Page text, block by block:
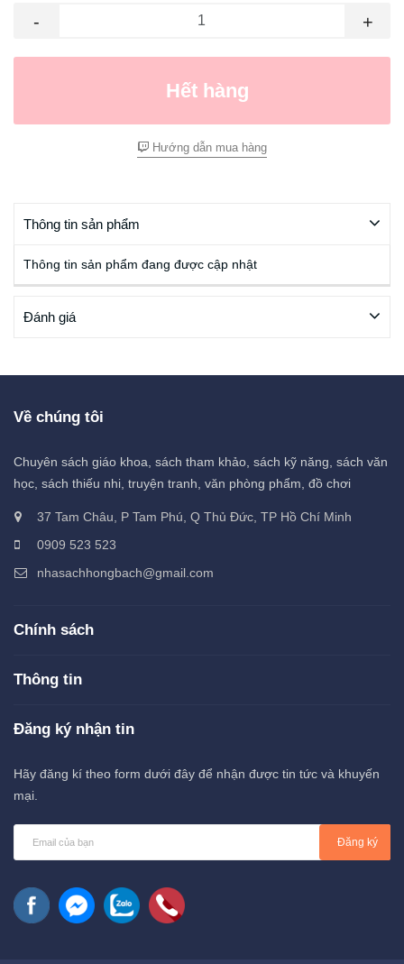
- +
Hết hàng
Hướng dẫn mua hàng
Thông tin sản phẩm
Thông tin sản phẩm đang được cập nhật
Đánh giá
Về chúng tôi
Chuyên sách giáo khoa, sách tham khảo, sách kỹ năng, sách văn
học, sách thiếu nhi, truyện tranh, văn phòng phẩm, đồ chơi
37 Tam Châu, P Tam Phú, Q Thủ Đức, TP Hồ Chí Minh
0909 523 523
nhasachhongbach@gmail.com
Chính sách
Thông tin
Đăng ký nhận tin
Hãy đăng kí theo form dưới đây để nhận được tin tức và khuyến
mại.
Đăng ký